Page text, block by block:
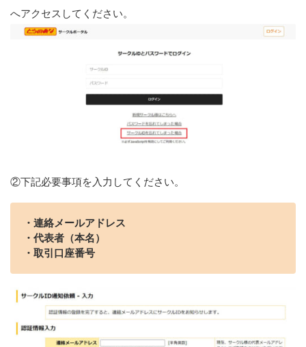
へアクセスしてください。
②下記必要事項を入力してください。
・連絡メールアドレス
・代表者（本名）
・取引口座番号